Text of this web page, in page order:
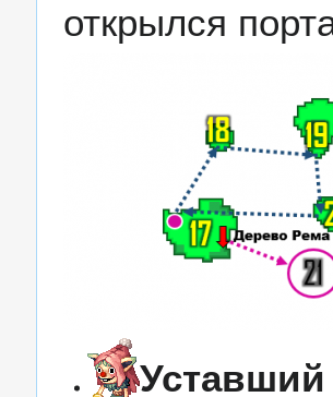
открылся